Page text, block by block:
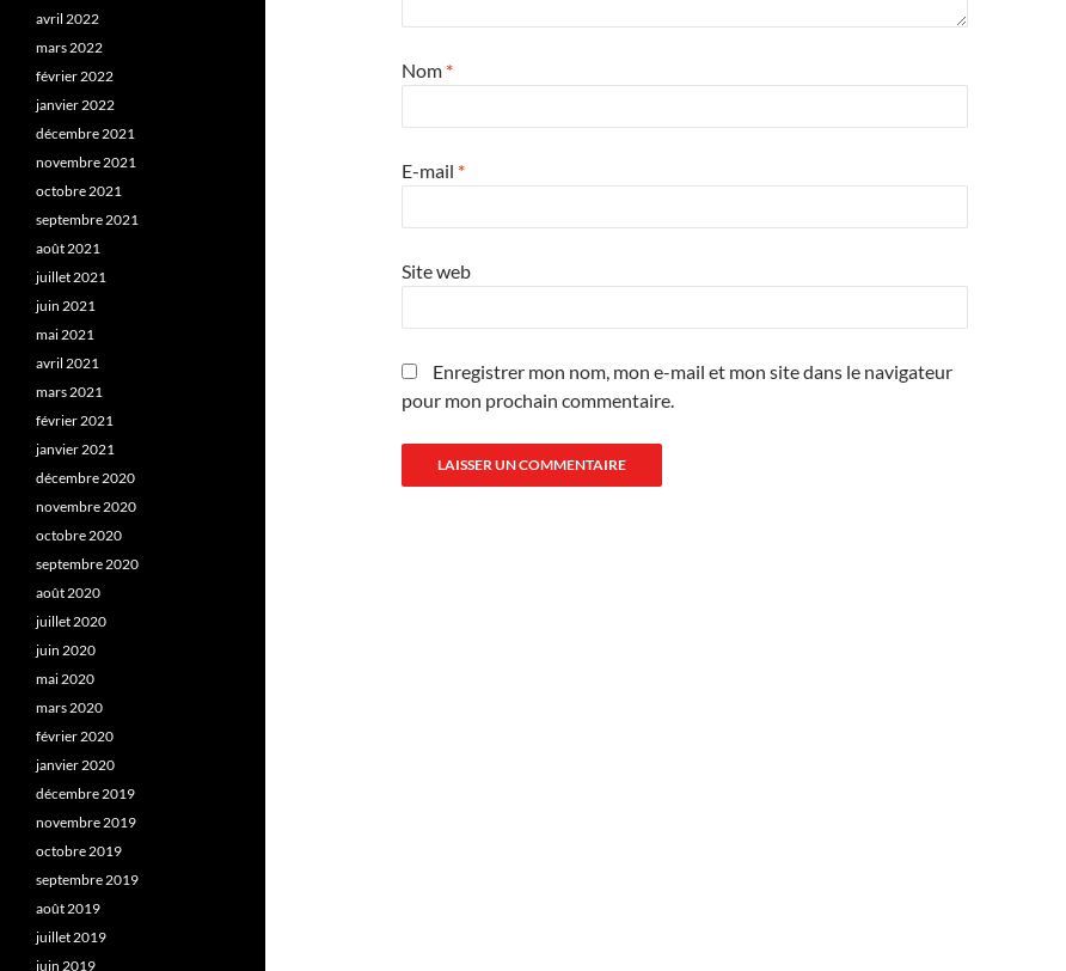
Nom *
E-mail *
Site web
Enregistrer mon nom, mon e-mail et mon site dans le navigateur
pour mon prochain commentaire.
avril 2022
mars 2022
février 2022
janvier 2022
décembre 2021
novembre 2021
octobre 2021
septembre 2021
août 2021
juillet 2021
juin 2021
mai 2021
avril 2021
mars 2021
février 2021
janvier 2021
décembre 2020
novembre 2020
octobre 2020
septembre 2020
août 2020
juillet 2020
juin 2020
mai 2020
mars 2020
février 2020
janvier 2020
décembre 2019
novembre 2019
octobre 2019
septembre 2019
août 2019
juillet 2019
juin 2019